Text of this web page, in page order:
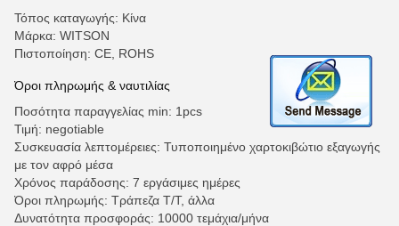
Τόπος καταγωγής: Κίνα
Μάρκα: WITSON
Πιστοποίηση: CE, ROHS
Όροι πληρωμής & ναυτιλίας
Ποσότητα παραγγελίας min: 1pcs
Τιμή: negotiable
Συσκευασία λεπτομέρειες: Τυποποιημένο χαρτοκιβώτιο εξαγωγής
με τον αφρό μέσα
Χρόνος παράδοσης: 7 εργάσιμες ημέρες
Όροι πληρωμής: Τράπεζα T/T, άλλα
Δυνατότητα προσφοράς: 10000 τεμάχια/μήνα